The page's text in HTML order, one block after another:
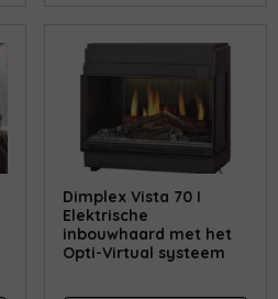
Dimplex Vista 70 I
Elektrische
inbouwhaard met het
Opti-Virtual systeem